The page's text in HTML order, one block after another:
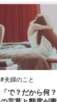
#夫婦のこと
「で？だから何